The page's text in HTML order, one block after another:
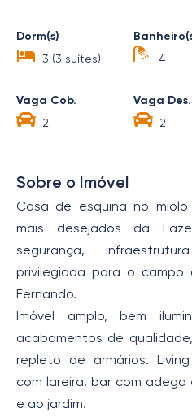
Dorm(s)
3 (3 suítes) 4
Vaga Cob.
2
Vaga Des.
2
Sobre o Imóvel
Casa de esquina no
mais desejados da
segurança,
privilegiada para o
Fernando.
Imóvel amplo, bem
acabamentos de
repleto de armários.
com lareira, bar com
e ao jardim.